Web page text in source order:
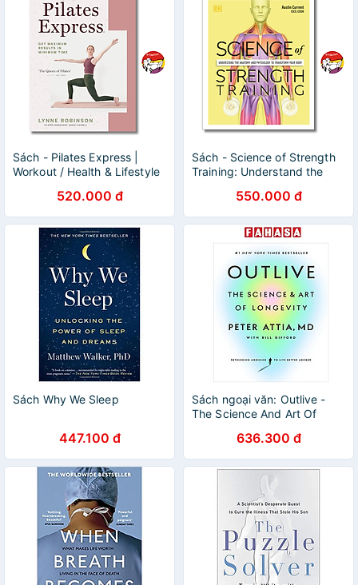
Sách - Pilates Express |
Workout / Health & Lifestyle
Rèn luyện Sức khỏe
520.000 đ
Sách - Science of Strength
Training: Understand the
Transform Your Body
550.000 đ
Sách Why We Sleep
447.100 đ
Sách ngoại văn: Outlive -
The Science And Art Of
636.300 đ